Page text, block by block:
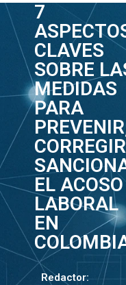
7
CLAVES
SOBRE
MEDIDAS
PARA
EL ACOSO
LABORAL
EN
Redactor: